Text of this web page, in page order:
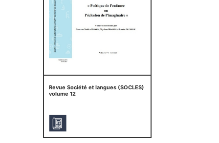
Revue Société et langues (SOCLES)
volume 12